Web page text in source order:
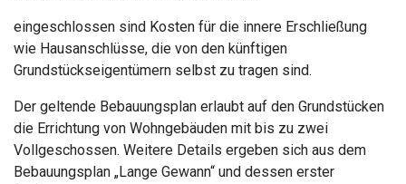
eingeschlossen sind Kosten für die innere Erschließung
wie Hausanschlüsse, die von den künftigen
Grundstückseigentümern selbst zu tragen sind.
Der geltende Bebauungsplan erlaubt auf den Grundstücken
die Errichtung von Wohngebäuden mit bis zu zwei
Vollgeschossen. Weitere Details ergeben sich aus dem
Bebauungsplan „Lange Gewann“ und dessen erster